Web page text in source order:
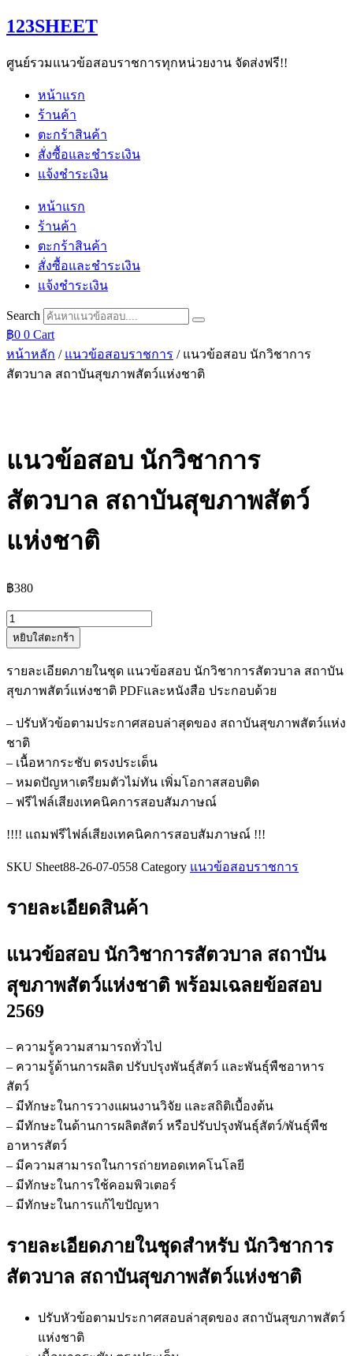
Skip
to
123SHEET
ศูนย์รวมแนวข้อสอบราชการทุกหน่วยงาน จัดส่งฟรี!!
หน้าแรก
ร้านค้า
ตะกร้าสินค้า
สั่งซื้อและชำระเงิน
แจ้งชำระเงิน
หน้าแรก
ร้านค้า
ตะกร้าสินค้า
สั่งซื้อและชำระเงิน
แจ้งชำระเงิน
Search
฿0 0 Cart
หน้าหลัก / แนวข้อสอบราชการ / แนวข้อสอบ นักวิชาการ
สัตวบาล สถาบันสุขภาพสัตว์แห่งชาติ
แนวข้อสอบ นักวิชาการ
สัตวบาล สถาบันสุขภาพสัตว์
แห่งชาติ
฿380
จำนวน
แนว
นัก
วิชาการ
สัตวบาล
สถาบัน
สุขภาพ
สัตว์
แห่ง
ชิ้น
หยิบใส่ตะกร้า
รายละเอียดภายในชุด แนวข้อสอบ นักวิชาการสัตวบาล สถาบัน
สุขภาพสัตว์แห่งชาติ PDFและหนังสือ ประกอบด้วย
– ปรับหัวข้อตามประกาศสอบล่าสุดของ สถาบันสุขภาพสัตว์แห่ง
ชาติ
– เนื้อหากระชับ ตรงประเด็น
– หมดปัญหาเตรียมตัวไม่ทัน เพิ่มโอกาสสอบติด
– ฟรีไฟล์เสียงเทคนิคการสอบสัมภาษณ์
!!!! แถมฟรีไฟล์เสียงเทคนิคการสอบสัมภาษณ์ !!!
SKU Sheet88-26-07-0558 Category แนวข้อสอบราชการ
รายละเอียดสินค้า
แนวข้อสอบ นักวิชาการสัตวบาล สถาบัน
สุขภาพสัตว์แห่งชาติ พร้อมเฉลยข้อสอบ
2569
– ความรู้ความสามารถทั่วไป
– ความรู้ด้านการผลิต ปรับปรุงพันธุ์สัตว์ และพันธุ์พืชอาหาร
สัตว์
– มีทักษะในการวางแผนงานวิจัย และสถิติเบื้องต้น
– มีทักษะในด้านการผลิตสัตว์ หรือปรับปรุงพันธุ์สัตว์/พันธุ์พืช
อาหารสัตว์
– มีความสามารถในการถ่ายทอดเทคโนโลยี
– มีทักษะในการใช้คอมพิวเตอร์
– มีทักษะในการแก้ไขปัญหา
รายละเอียดภายในชุดสำหรับ นักวิชาการ
สัตวบาล สถาบันสุขภาพสัตว์แห่งชาติ
ปรับหัวข้อตามประกาศสอบล่าสุดของ สถาบันสุขภาพสัตว์
แห่งชาติ